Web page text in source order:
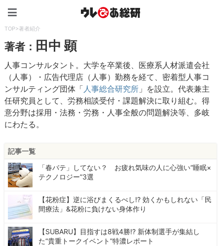
TOP>著者紹介
著者： 田中 顕
人事コンサルタント。大学を卒業後、医療系人材派遣会社
（人事）・広告代理店（人事）勤務を経て、密着型人事コ
ンサルティング団体「 人事総合研究所 」を設立。代表兼主
任研究員として、労務相談受付・課題解決に取り組む。得
意分野は採用・法務・労務・人事全般の問題解決等、多岐
にわたる。
記事一覧
「春バテ」してない？ お疲れ気味の人に心強い“睡眠×
テクノロジー”3選
【花粉症】逆に浴びまくるべし!? 効くかもしれない「民
間療法」&花粉に負けない身体作り
【SUBARU】目指すは8戦4勝!? 新体制選手が集結し
た“貴重トークイベント”特濃レポート